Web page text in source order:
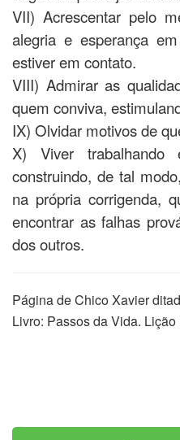
VII) Acrescentar pelo
alegria e esperança
estiver em contato.
VIII) Admirar as
quem conviva,
IX) Olvidar motivos de
X) Viver
construindo, de tal
na própria corrigenda,
encontrar as falhas
dos outros.
Página de Chico Xavier
Livro: Passos da Vida. Lição